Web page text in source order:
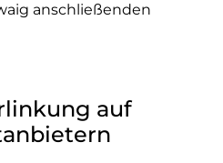
anschließenden
auf